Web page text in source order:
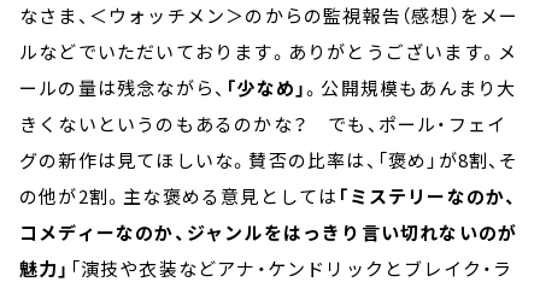
なさま、＜ウォッチメン＞のからの監視報告（感想）をメー
ルなどでいただいております。ありがとうございます。メ
ールの量は残念ながら、 「少なめ」。公開規模もあんまり大
きくないというのもあるのかな？ でも、ポール・フェイ
グの新作は見てほしいな。賛否の比率は、「褒め」が8割、そ
の他が2割。主な褒める意見としては 「ミステリーなのか、
コメディーなのか、ジャンルをはっきり言い切れないのが
魅力」 「演技や衣装などアナ・ケンドリックとブレイク・ラ